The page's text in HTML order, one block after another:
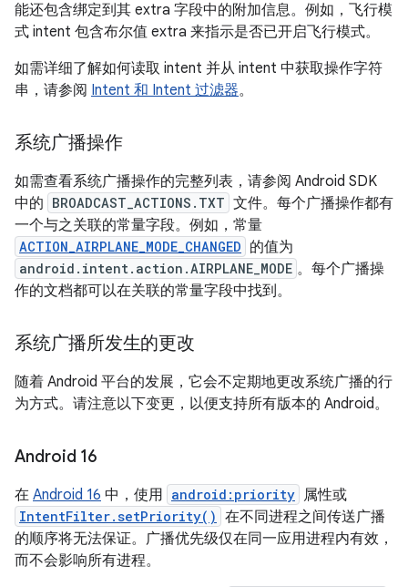
能还包含绑定到其 extra 字段中的附加信息。例如，飞行模
式 intent 包含布尔值 extra 来指示是否已开启飞行模式。
如需详细了解如何读取 intent 并从 intent 中获取操作字符
串，请参阅 Intent 和 Intent 过滤器。
系统广播操作
如需查看系统广播操作的完整列表，请参阅 Android SDK
中的 BROADCAST_ACTIONS.TXT 文件。每个广播操作都有
一个与之关联的常量字段。例如，常量
ACTION_AIRPLANE_MODE_CHANGED 的值为
android.intent.action.AIRPLANE_MODE 。每个广播操
作的文档都可以在关联的常量字段中找到。
系统广播所发生的更改
随着 Android 平台的发展，它会不定期地更改系统广播的行
为方式。请注意以下变更，以便支持所有版本的 Android。
Android 16
在 Android 16 中，使用 android:priority 属性或
IntentFilter.setPriority() 在不同进程之间传送广播
的顺序将无法保证。广播优先级仅在同一应用进程内有效，
而不会影响所有进程。